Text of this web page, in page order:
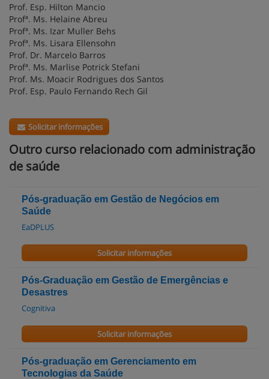
Prof. Esp. Hilton Mancio
Profª. Ms. Helaine Abreu
Profª. Ms. Izar Muller Behs
Profª. Ms. Lisara Ellensohn
Prof. Dr. Marcelo Barros
Profª. Ms. Marlise Potrick Stefani
Prof. Ms. Moacir Rodrigues dos Santos
Prof. Esp. Paulo Fernando Rech Gil
Solicitar informações
Outro curso relacionado com administração
de saúde
Pós-graduação em Gestão de Negócios em
Saúde
EaDPLUS
Solicitar informações
Pós-Graduação em Gestão de Emergências e
Desastres
Cognitiva
Solicitar informações
Pós-graduação em Gerenciamento em
Tecnologias da Saúde